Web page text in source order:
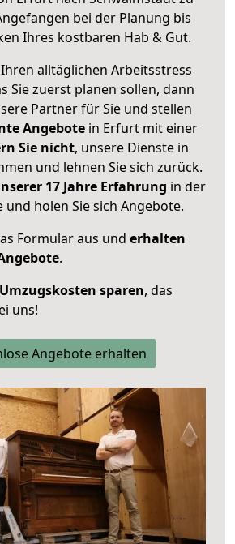
bei der Planung bis
Ihres kostbaren Hab & Gut.
alltäglichen Arbeitsstress
Sie zuerst planen sollen, dann
Partner für Sie und stellen
Angebote in Erfurt mit einer
Sie nicht, unsere Dienste in
und lehnen Sie sich zurück.
17 Jahre Erfahrung in der
holen Sie sich Angebote.
Formular aus und erhalten
.
sparen, das
uns!
Angebote erhalten